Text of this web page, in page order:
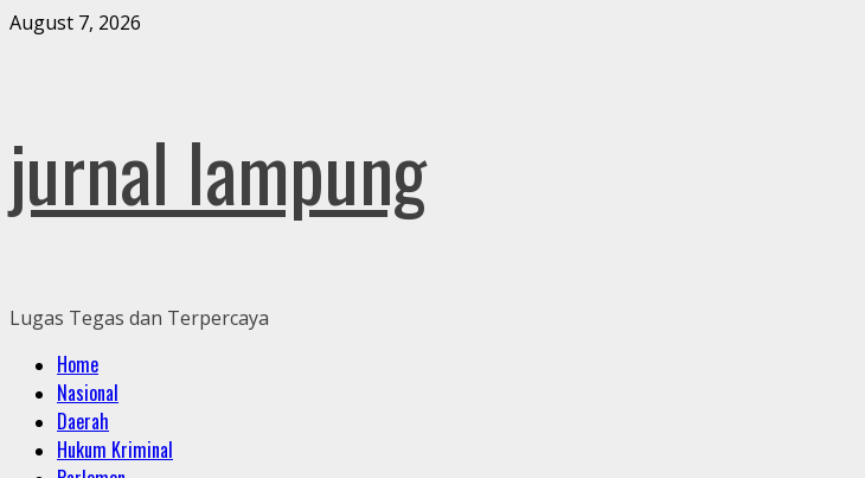
Skip
August 7, 2026
jurnal lampung
Lugas Tegas dan Terpercaya
Primary
Menu
Home
Nasional
Daerah
Hukum Kriminal